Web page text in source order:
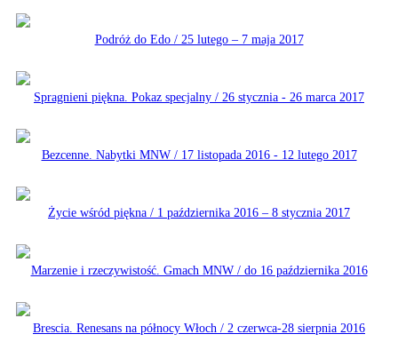
Podróż do Edo / 25 lutego – 7 maja 2017
Spragnieni piękna. Pokaz specjalny / 26 stycznia - 26 marca 2017
Bezcenne. Nabytki MNW / 17 listopada 2016 - 12 lutego 2017
Życie wśród piękna / 1 października 2016 – 8 stycznia 2017
Marzenie i rzeczywistość. Gmach MNW / do 16 października 2016
Brescia. Renesans na północy Włoch / 2 czerwca-28 sierpnia 2016